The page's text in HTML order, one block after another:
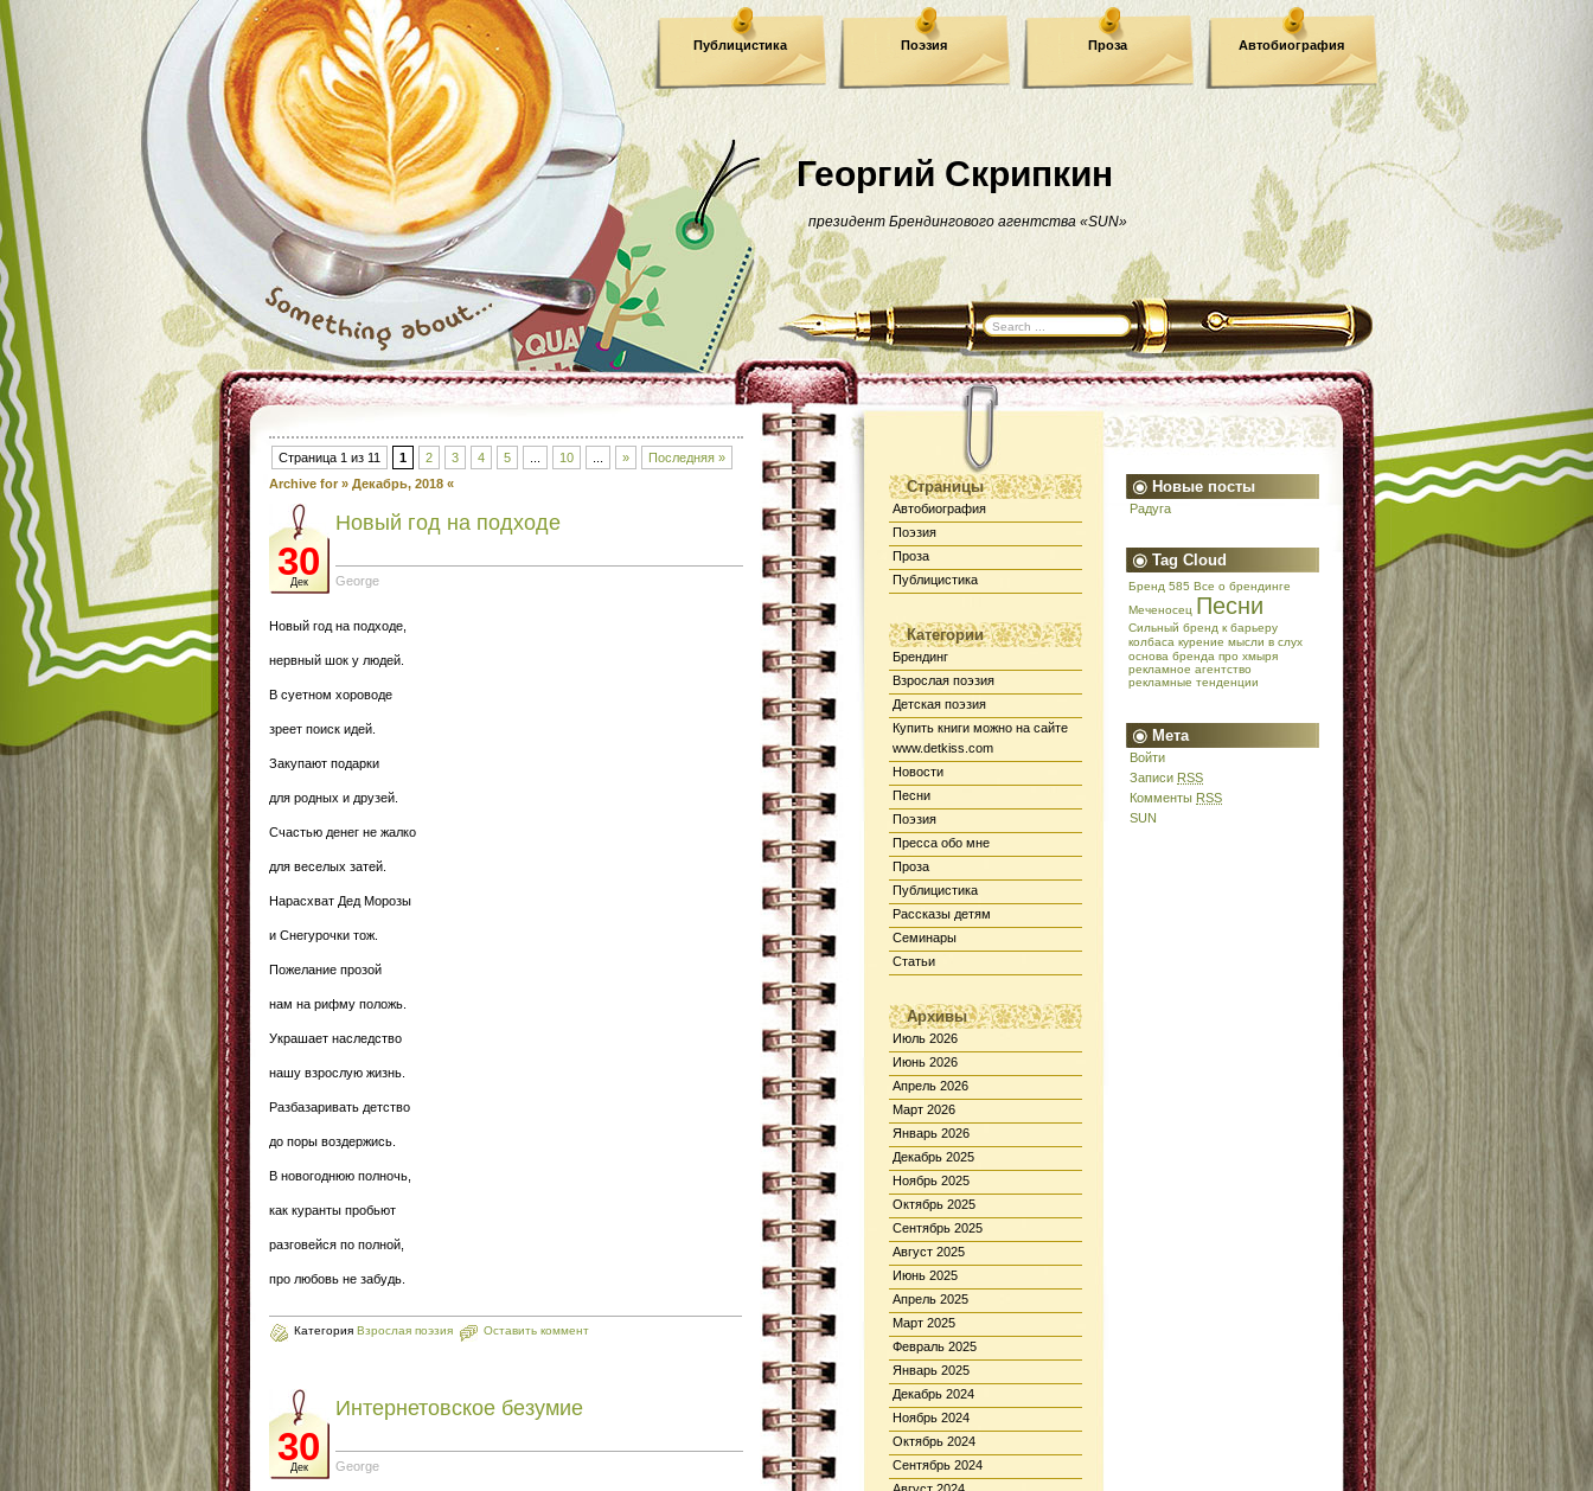
Георгий Скрипкин
президент Брендингового агентства «SUN»
Публицистика Поэзия Проза Автобиография
Страница 1 из 11 1 2 3 4 5 10 »
Последняя »
Archive for » Декабрь, 2018 «
30
Дек
Новый год на подходе
George
Новый год на подходе,
нервный шок у людей.
В суетном хороводе
зреет поиск идей.
Закупают подарки
для родных и друзей.
Счастью денег не жалко
для веселых затей.
Нарасхват Дед Морозы
и Снегурочки тож.
Пожелание прозой
нам на рифму положь.
Украшает наследство
нашу взрослую жизнь.
Разбазаривать детство
до поры воздержись.
В новогоднюю полночь,
как куранты пробьют
разговейся по полной,
про любовь не забудь.
Категория Взрослая поэзия Оставить коммент
30
Дек
Интернетовское безумие
George
Страницы
Автобиография
Поэзия
Проза
Публицистика
Категории
Брендинг
Взрослая поэзия
Детская поэзия
Купить книги можно на сайте
www.detkiss.com
Новости
Песни
Поэзия
Пресса обо мне
Проза
Публицистика
Рассказы детям
Семинары
Статьи
Архивы
Июль 2026
Июнь 2026
Апрель 2026
Март 2026
Январь 2026
Декабрь 2025
Ноябрь 2025
Октябрь 2025
Сентябрь 2025
Август 2025
Июнь 2025
Апрель 2025
Март 2025
Февраль 2025
Январь 2025
Декабрь 2024
Ноябрь 2024
Октябрь 2024
Сентябрь 2024
Новые посты
Радуга
Tag Cloud
Бренд 585 Все о брендинге
Меченосец Песни
Сильный бренд к барьеру
колбаса курение мысли в слух
основа бренда про хмыря
рекламное агентство
рекламные тенденции
Мета
Войти
Записи RSS
Комменты RSS
SUN